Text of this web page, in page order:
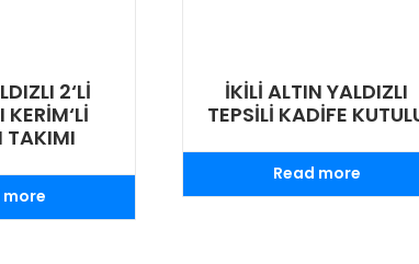
2‘Lİ
TAKIMI
more
İKİLİ ALTIN YALDIZLI
TEPSİLİ KADİFE
Read more